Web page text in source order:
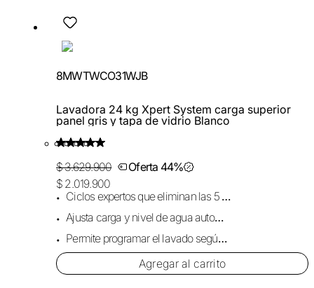
8MWTWCO31WJB
Lavadora 24 kg Xpert System carga superior
panel gris y tapa de vidrio Blanco
$ 3.629.900
Oferta 44%
$ 2.019.900
Ciclos expertos que eliminan las 5 manchas comunes.
Ajusta carga y nivel de agua automáticamente.
Permite programar el lavado según tu rutina.
Agregar al carrito